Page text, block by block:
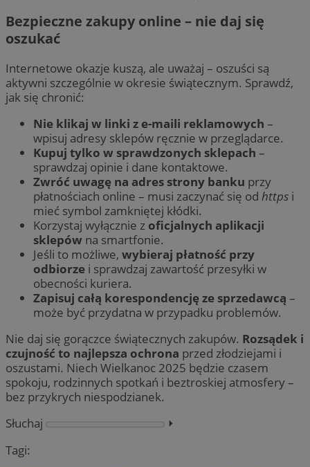
Bezpieczne zakupy online – nie daj się
oszukać
Internetowe okazje kuszą, ale uważaj – oszuści są
aktywni szczególnie w okresie świątecznym. Sprawdź,
jak się chronić:
Nie klikaj w linki z e-maili reklamowych –
wpisuj adresy sklepów ręcznie w przeglądarce.
Kupuj tylko w sprawdzonych sklepach –
sprawdzaj opinie i dane kontaktowe.
Zwróć uwagę na adres strony banku przy
płatnościach online – musi zaczynać się od https i
mieć symbol zamkniętej kłódki.
Korzystaj wyłącznie z oficjalnych aplikacji
sklepów na smartfonie.
Jeśli to możliwe, wybieraj płatność przy
odbiorze i sprawdzaj zawartość przesyłki w
obecności kuriera.
Zapisuj całą korespondencję ze sprzedawcą –
może być przydatna w przypadku problemów.
Nie daj się gorączce świątecznych zakupów. Rozsądek i
czujność to najlepsza ochrona przed złodziejami i
oszustami. Niech Wielkanoc 2025 będzie czasem
spokoju, rodzinnych spotkań i beztroskiej atmosfery –
bez przykrych niespodzianek.
Słuchaj
⏵︎
Tagi: